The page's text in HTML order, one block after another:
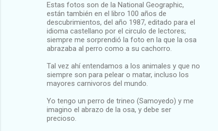
Estas fotos son de la National Geographic,
están también en el libro 100 años de
descubrimientos, del año 1987, editado para el
idioma castellano por el circulo de lectores;
siempre me sorprendió la foto en la que la osa
abrazaba al perro como a su cachorro.
Tal vez ahí entendamos a los animales y que no
siempre son para pelear o matar, incluso los
mayores carnivoros del mundo.
Yo tengo un perro de trineo (Samoyedo) y me
imagino el abrazo de la osa, y debe ser
precioso.